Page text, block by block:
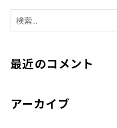
最近のコメント
アーカイブ